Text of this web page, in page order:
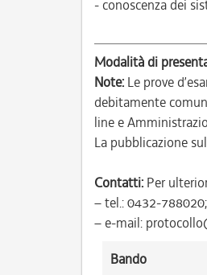
- conoscenza dei
Modalità di
Note: Le prove
debitamente
line e
La pubblicazione
Contatti: Per
– tel.: 0432-788020;
– e-mail:
Bando